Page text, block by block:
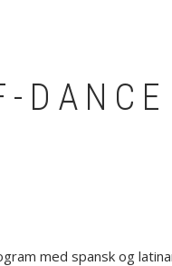
DANCE
med spansk og